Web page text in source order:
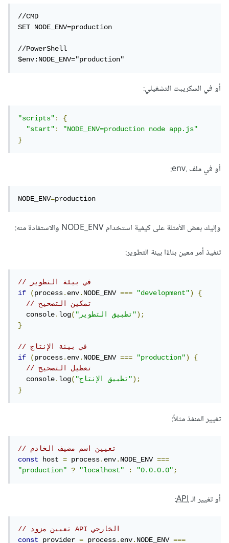
//CMD
SET NODE_ENV=production
//PowerShell
$env:NODE_ENV="production"
أو في السكريبت التشغيلي:
"scripts":
{
"start":
"NODE_ENV=production node app.js"
}
أو في ملف .env:
NODE_ENV=production
وإليك بعض الأمثلة على كيفية استخدام NODE_ENV والاستفادة منه:
تنفيذ أمر معين بناءًا بيئة التطوير:
// في بيئة التطوير
if
(process.env.NODE_ENV === "development")
{
// تمكين التصحيح
  console
.log( "تطبيق التطوير");
}
// في بيئة الإنتاج
if
(process.env.NODE_ENV === "production")
{
// تعطيل التصحيح
  console
.log( "تطبيق الإنتاج");
}
تغيير المنفذ مثلاً:
// تعيين اسم مضيف الخادم
const
host = process.env.NODE_ENV ===
"production"
? "localhost" : "0.0.0.0";
أو تغيير الـAPI
:
// تعيين مزود API الخارجي
const
provider = process.env.NODE_ENV ===